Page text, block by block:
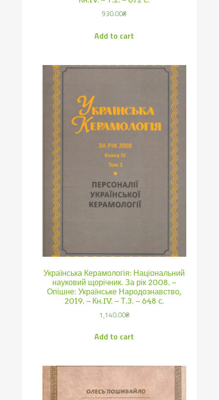
930.00₴
Add to cart
Українська Керамологія: Національний
науковий щорічник. За рік 2008. –
Опішне: Українське Народознавство,
2019. – Кн.IV. – Т.3. – 648 с.
1,140.00₴
Add to cart